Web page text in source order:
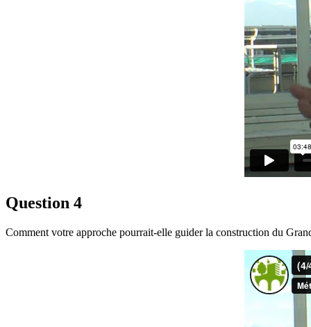
Question 4
Comment votre approche pourrait-elle guider la construction du